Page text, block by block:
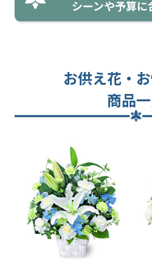
シーンや予算
お供え花・
商品